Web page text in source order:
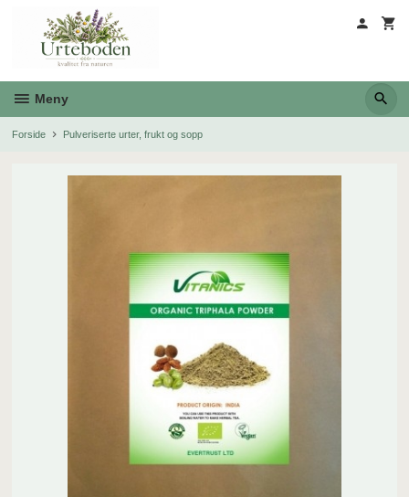
innholdet
Meny
Forside Pulveriserte urter, frukt og sopp